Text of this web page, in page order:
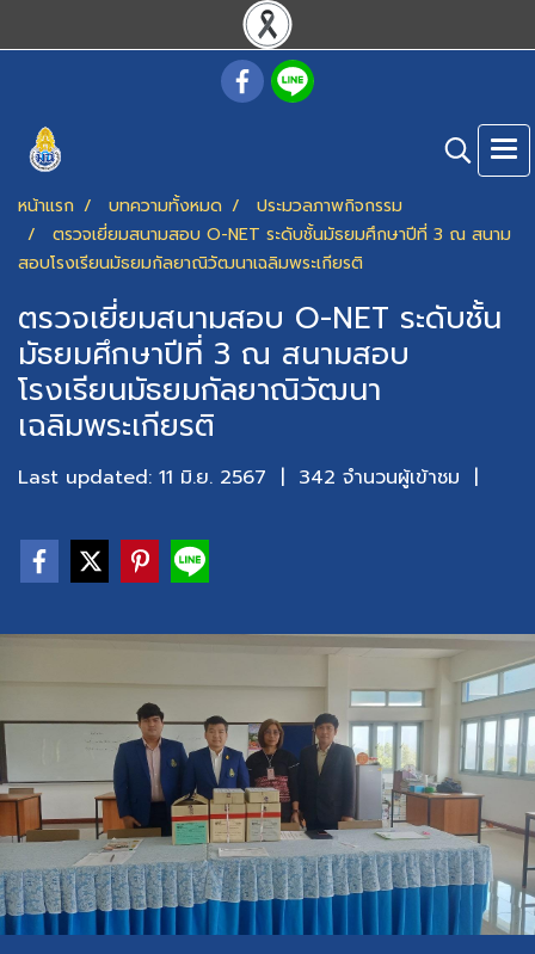
หน้าแรก บทความทั้งหมด
ประมวลภาพกิจกรรม
ตรวจเยี่ยมสนามสอบ O-NET ระดับชั้นมัธยมศึกษาปีที่ 3 ณ สนาม
สอบโรงเรียนมัธยมกัลยาณิวัฒนาเฉลิมพระเกียรติ
ตรวจเยี่ยมสนามสอบ O-NET ระดับชั้น
มัธยมศึกษาปีที่ 3 ณ สนามสอบ
โรงเรียนมัธยมกัลยาณิวัฒนา
เฉลิมพระเกียรติ
Last updated: 11 มิ.ย. 2567 | 342 จำนวนผู้เข้าชม |